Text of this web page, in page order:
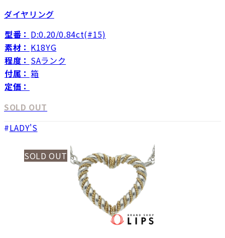
ダイヤリング
型番： D:0.20/0.84ct(#15)
素材： K18YG
程度： SAランク
付属： 箱
定価：
SOLD OUT
LADY'S
SOLD OUT